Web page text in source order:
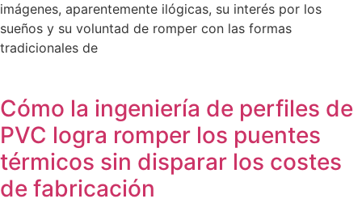
imágenes, aparentemente ilógicas, su interés por los
sueños y su voluntad de romper con las formas
tradicionales de
Cómo la ingeniería de perfiles de
PVC logra romper los puentes
térmicos sin disparar los costes
de fabricación